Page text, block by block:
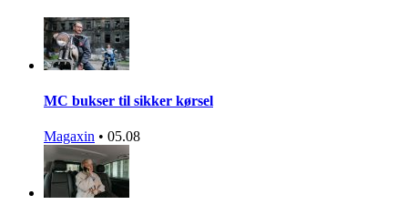
MC bukser til sikker kørsel
Magaxin • 05.08